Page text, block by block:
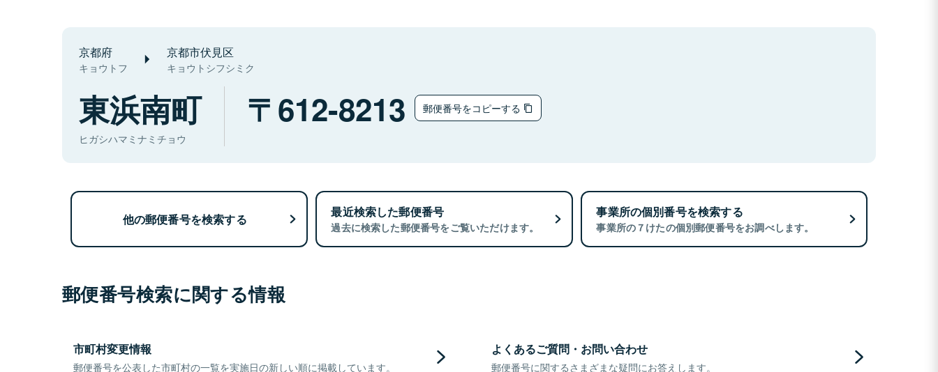
京都府
キョウトフ
京都市伏見区
キョウトシフシミク
東浜南町
ヒガシハマミナミチョウ
612-8213 郵便番号をコピーする
他の郵便番号を検索する 最近検索した郵便番号
過去に検索した郵便番号をご覧いただけます。
事業所の個別番号を検索する
事業所の７けたの個別郵便番号をお調べします。
郵便番号検索に関する情報
市町村変更情報
郵便番号を公表した市町村の一覧を実施日の新しい順に掲載しています。
よくあるご質問・お問い合わせ
郵便番号に関するさまざまな疑問にお答えします。